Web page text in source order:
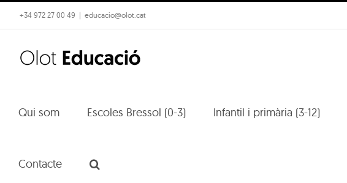
to
+34 972 27 00 49 | educacio@olot.cat
Qui som Escoles Bressol (0-3) Infantil i primària (3-12)
Contacte